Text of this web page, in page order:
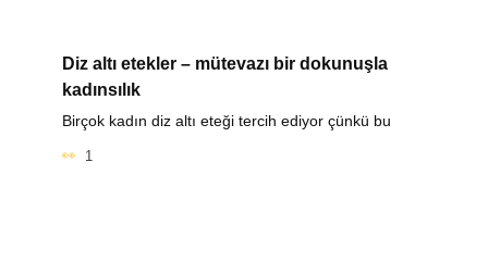
Diz altı etekler – mütevazı bir dokunuşla
kadınsılık
Birçok kadın diz altı eteği tercih ediyor çünkü bu
1